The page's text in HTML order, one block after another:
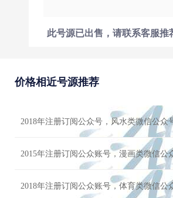
此号源已出售，请联系客服推
价格相近号源推荐